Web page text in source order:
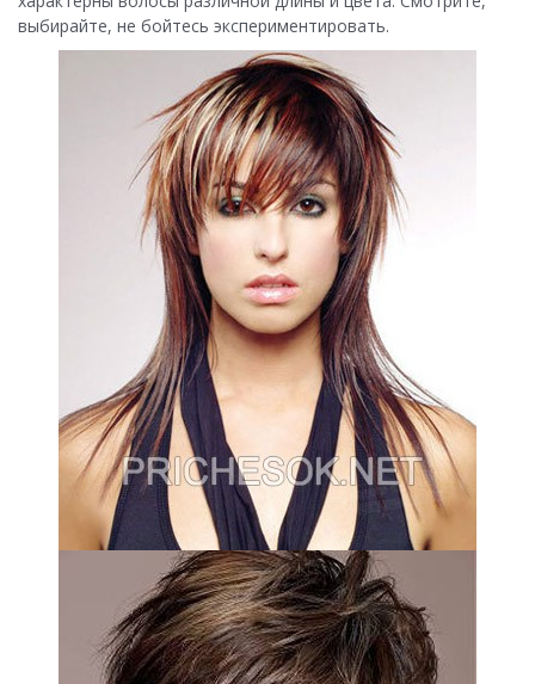
выбирайте, не бойтесь экспериментировать.